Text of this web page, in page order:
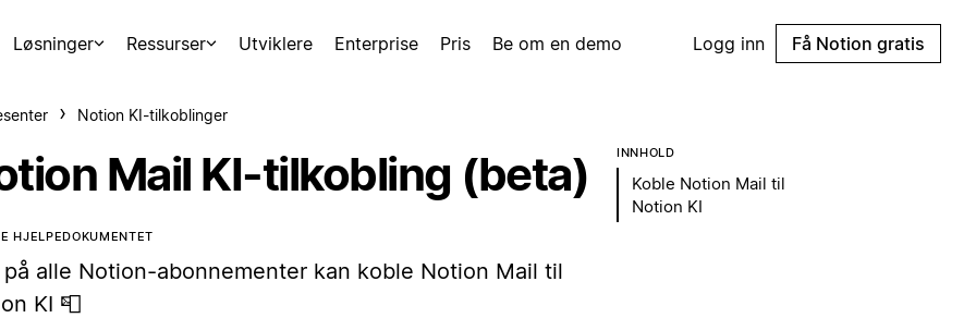
Løsninger Ressurser Utviklere Enterprise Pris Be om en demo Logg inn Få Notion gratis
Notion KI-tilkoblinger
Mail KI-tilkobling (beta)
HJELPEDOKUMENTET
alle Notion-abonnementer kan koble Notion Mail til
KI 📮
INNHOLD
Koble Notion Mail til
Notion KI